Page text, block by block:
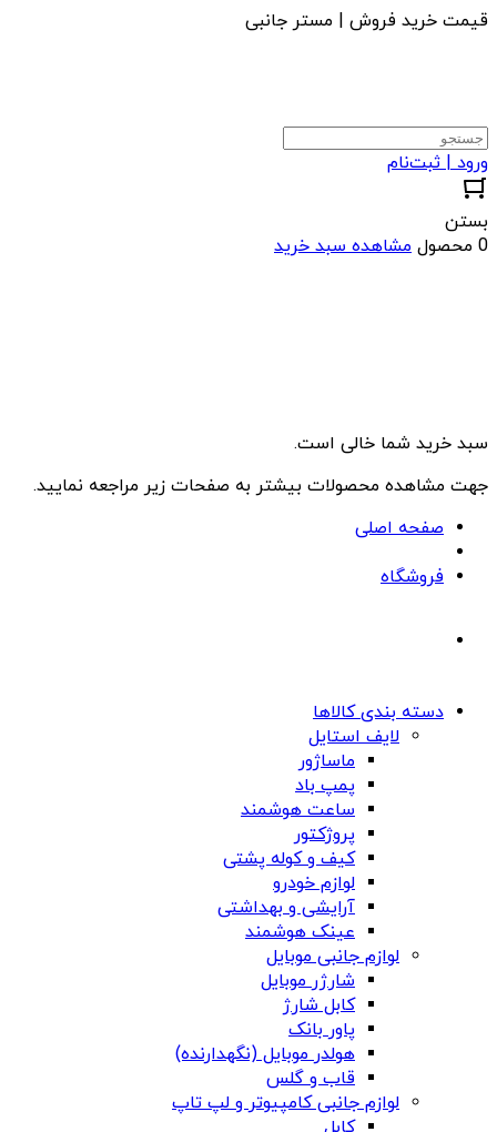
قیمت خرید فروش | مستر جانبی
ورود | ثبت‌نام
بستن
0 محصول
مشاهده سبد خرید
سبد خرید شما خالی است.
جهت مشاهده محصولات بیشتر به صفحات زیر مراجعه نمایید.
صفحه اصلی
فروشگاه
دسته بندی کالاها
لایف استایل
ماساژور
پمپ باد
ساعت هوشمند
پروژکتور
کیف و کوله پشتی
لوازم خودرو
آرایشی و بهداشتی
عینک هوشمند
لوازم جانبی موبایل
شارژر موبایل
کابل شارژ
پاور بانک
هولدر موبایل (نگهدارنده)
قاب و گلس
لوازم جانبی کامپیوتر و لپ تاپ